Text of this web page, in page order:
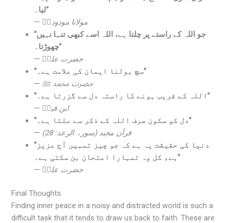
لیا۔”
— مولانا مودودیؒ
“جو اللہ کے راستے پر چلتا ہے، اللہ اسے کبھی تنہا نہیں
چھوڑتا۔”
— حضرت علیؓ
“سچ بولنا ایمان کی علامت ہے۔”
—حضرت محمد ﷺ
“اللہ کے قریب ہونے کا راستہ دل سے گزرتا ہے۔”
— ابن قیمؒ
“دل کو سکون صرف اللہ کے ذکر سے ملتا ہے۔”
—
قرآن مجید (سورۃ الرعد: 28)
“دنیا کی حقیقت یہ ہے کہ جو چیز تمہیں آج عزیز
ہے، کل وہ تمہارا امتحان بن سکتی ہے۔”
— حضرت علیؓ
Final Thoughts
Finding inner peace in a noisy and distracted world is such a
difficult task that it tends to draw us back to faith. These are